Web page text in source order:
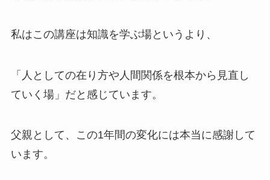
私はこの講座は知識を学ぶ場というより、
「人としての在り方や人間関係を根本から見直し
ていく場」だと感じています。
父親として、この1年間の変化には本当に感謝して
います。